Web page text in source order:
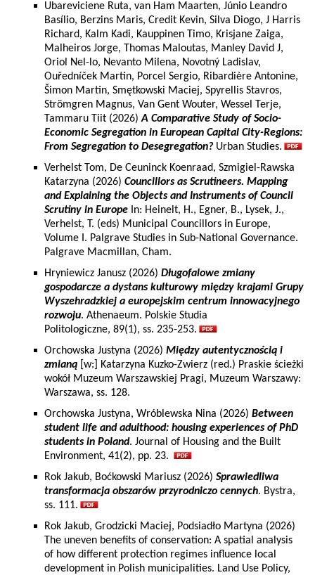
Ubareviciene Ruta, van Ham Maarten, Júnio Leandro
Basílio, Berzins Maris, Credit Kevin, Silva Diogo, J Harris
Richard, Kalm Kadi, Kauppinen Timo, Krisjane Zaiga,
Malheiros Jorge, Thomas Maloutas, Manley David J,
Oriol Nel-lo, Nevanto Milena, Novotný Ladislav,
Ouředníček Martin, Porcel Sergio, Ribardière Antonine,
Šimon Martin, Smętkowski Maciej, Spyrellis Stavros,
Strömgren Magnus, Van Gent Wouter, Wessel Terje,
Tammaru Tiit (2026)A Comparative Study of Socio-
Economic Segregation in European Capital City-Regions:
From Segregation to Desegregation? Urban Studies.
Verhelst Tom, De Ceuninck Koenraad, Szmigiel-Rawska
Katarzyna (2026) Councillors as Scrutineers. Mapping
and Explaining the Objects and Instruments of Council
Scrutiny in Europe In: Heinelt, H., Egner, B., Lysek, J.,
Verhelst, T. (eds) Municipal Councillors in Europe,
Volume I. Palgrave Studies in Sub-National Governance.
Palgrave Macmillan, Cham.
Hryniewicz Janusz (2026) Długofalowe zmiany
gospodarcze a dystans kulturowy między krajami Grupy
Wyszehradzkiej a europejskim centrum innowacyjnego
rozwoju. Athenaeum. Polskie Studia
Politologiczne, 89(1), ss. 235-253.
Orchowska Justyna (2026) Między autentycznością i
zmianą [w:] Katarzyna Kuzko-Zwierz (red.) Praskie ścieżki
wokół Muzeum Warszawskiej Pragi, Muzeum Warszawy:
Warszawa, ss. 128.
Orchowska Justyna, Wróblewska Nina (2026) Between
student life and adulthood: housing experiences of PhD
students in Poland. Journal of Housing and the Built
Environment, 41(2), pp. 23.
Rok Jakub, Boćkowski Mariusz (2026) Sprawiedliwa
transformacja obszarów przyrodniczo cennych. Bystra,
ss. 111.
Rok Jakub, Grodzicki Maciej, Podsiadło Martyna (2026)
The uneven benefits of conservation: A spatial analysis
of how different protection regimes influence local
development in Polish municipalities. Land Use Policy,